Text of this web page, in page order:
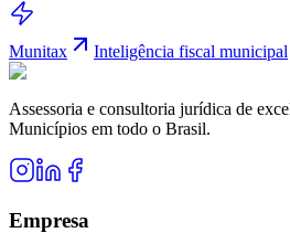
Munitax Inteligência fiscal municipal
Assessoria e consultoria jurídica de
Municípios em todo o Brasil.
Empresa